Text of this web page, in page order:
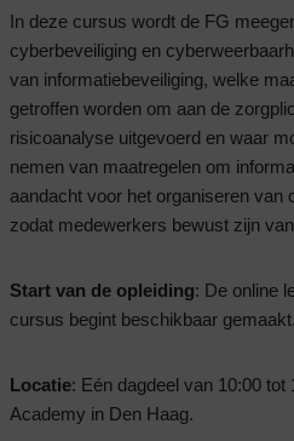
In deze cursus wordt de FG
cyberbeveiliging en
van informatiebeveiliging, welke
getroffen worden om aan de
risicoanalyse uitgevoerd en waar
nemen van maatregelen om
aandacht voor het organiseren van
zodat medewerkers bewust zijn
Start van de opleiding: De online
cursus begint beschikbaar gemaakt.
Locatie: Eén dagdeel van 10:00 tot
Academy in Den Haag.